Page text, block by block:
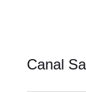
Canal